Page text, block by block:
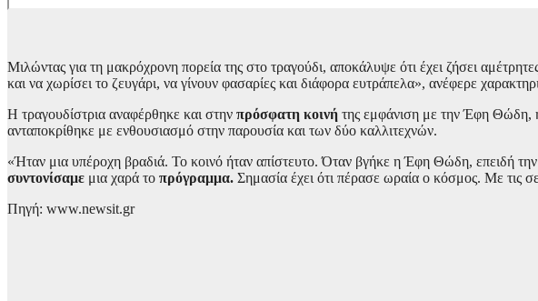
Μιλώντας για τη μακρόχρονη πορεία της στο τραγούδι, αποκάλυψε ότι έχει ζήσει
και να χωρίσει το ζευγάρι, να γίνουν φασαρίες και διάφορα ευτράπελα», ανέφερε
Η τραγουδίστρια αναφέρθηκε και στην πρόσφατη κοινή της εμφάνιση με την Έφη Θώδη,
ανταποκρίθηκε με ενθουσιασμό στην παρουσία και των δύο καλλιτεχνών.
«Ήταν μια υπέροχη βραδιά. Το κοινό ήταν απίστευτο. Όταν βγήκε η Έφη Θώδη, επειδή
συντονίσαμε μια χαρά το πρόγραμμα. Σημασία έχει ότι πέρασε ωραία ο κόσμος. Με τις
Πηγή: www.newsit.gr